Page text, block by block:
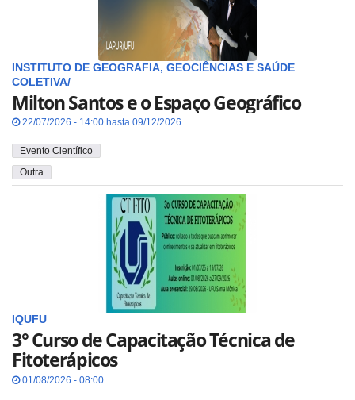
INSTITUTO DE GEOGRAFIA, GEOCIÊNCIAS E SAÚDE
COLETIVA/
Milton Santos e o Espaço Geográfico
22/07/2026 - 14:00 hasta 09/12/2026
Evento Científico
Outra
IQUFU
3° Curso de Capacitação Técnica de
Fitoterápicos
01/08/2026 - 08:00